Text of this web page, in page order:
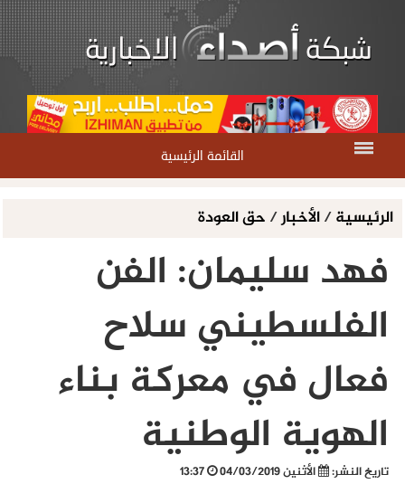
القائمة الرئيسية
الرئيسية/الأخبار/ حق العودة
فهد سليمان: الفن
الفلسطيني سلاح
فعال في معركة بناء
الهوية الوطنية
تاريخ النشر: الأثنين 04/03/2019